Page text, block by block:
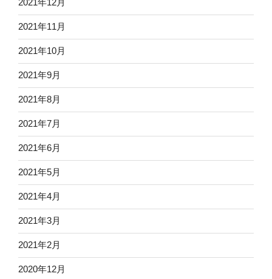
2021年12月
2021年11月
2021年10月
2021年9月
2021年8月
2021年7月
2021年6月
2021年5月
2021年4月
2021年3月
2021年2月
2020年12月